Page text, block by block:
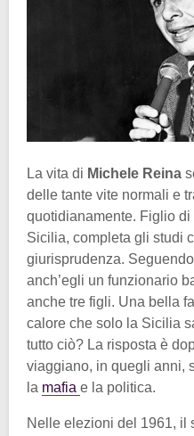
La vita di Michele Reina
delle tante vite normali e
quotidianamente. Figlio
Sicilia, completa gli studi
giurisprudenza.
anch’egli un funzionario
anche tre figli. Una bella
calore che solo la Sicilia
tutto ciò? La risposta è
viaggiano, in quegli anni,
la mafia e la politica.
Nelle elezioni del 1961, il